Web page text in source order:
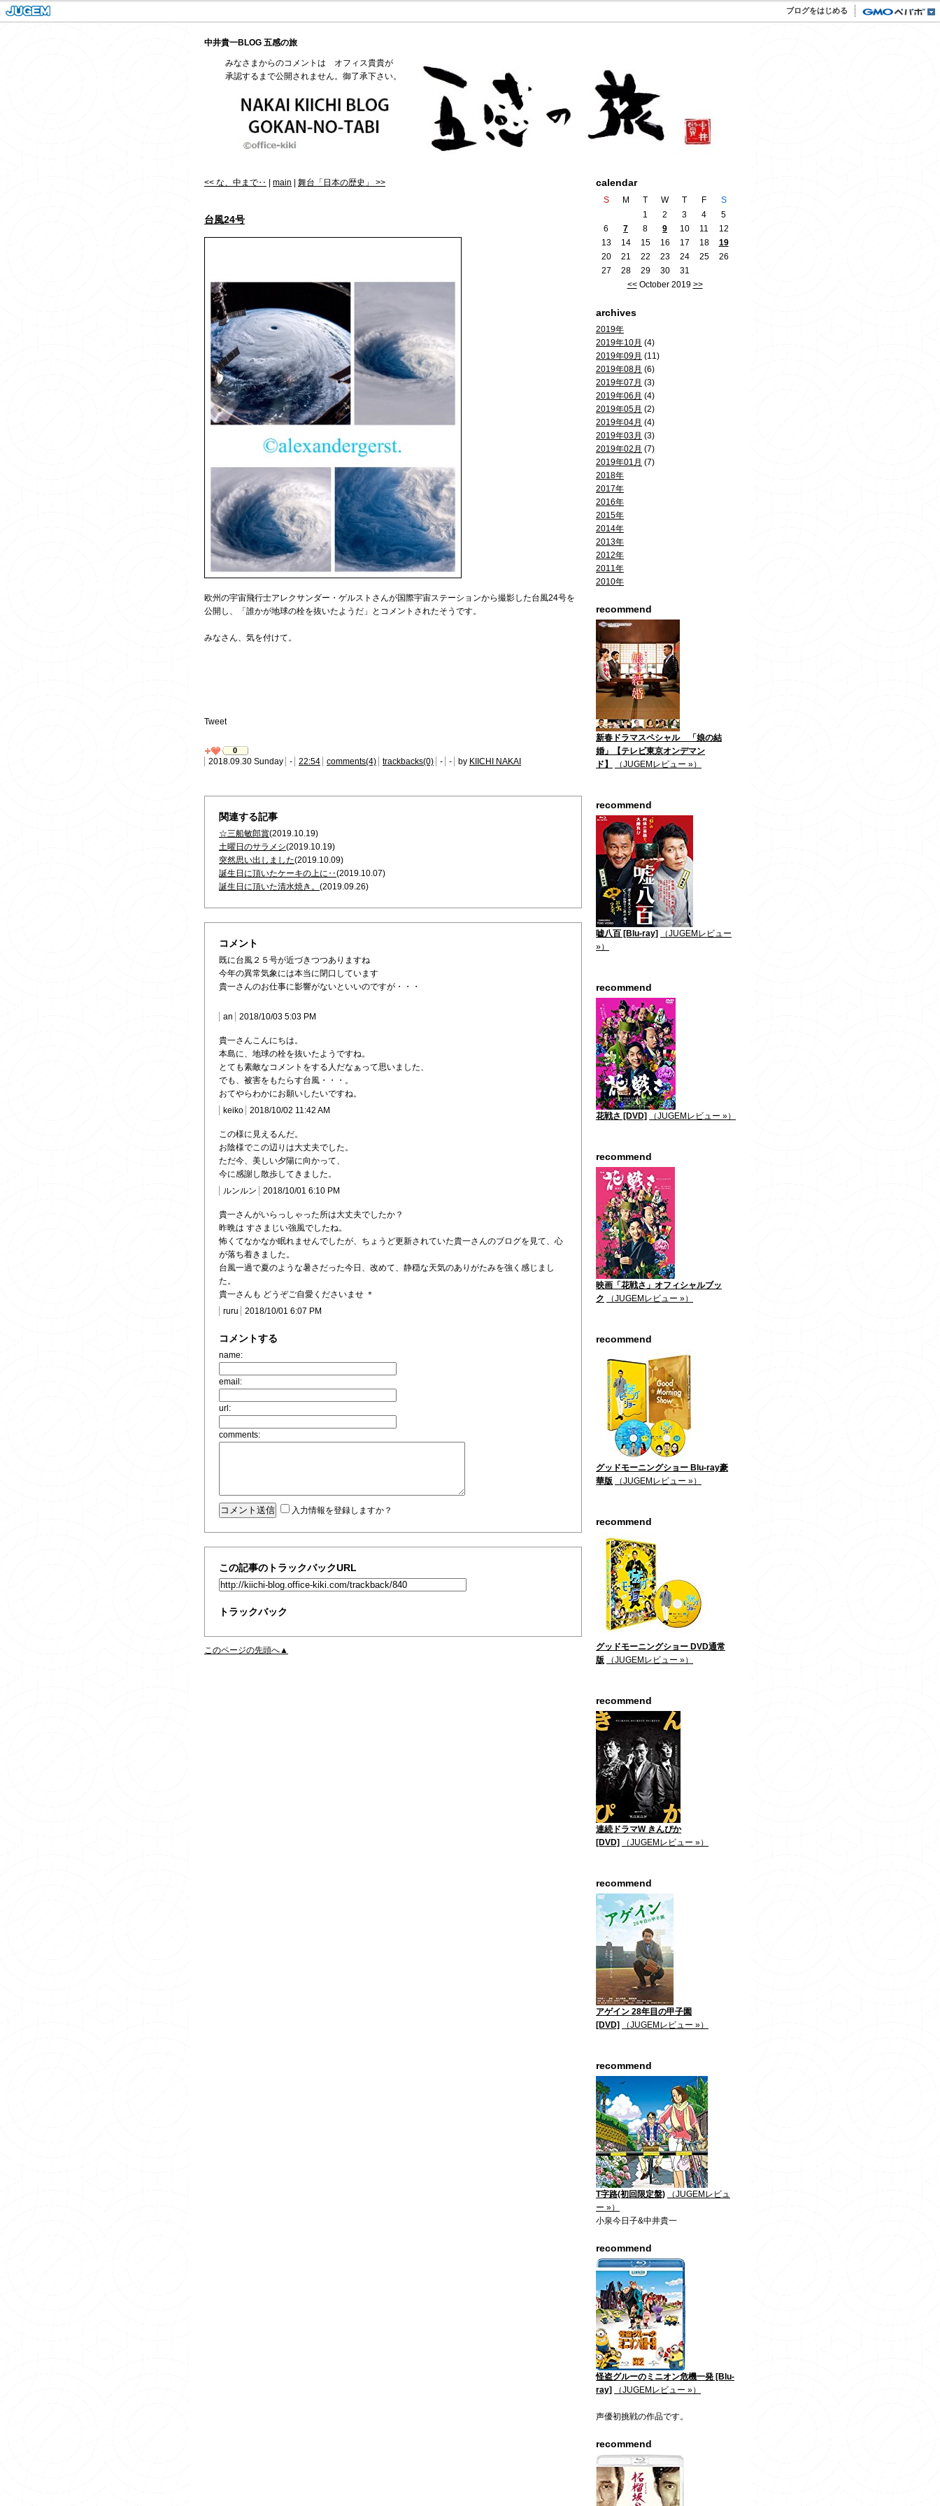
ブログをはじめる
中井貴一BLOG 五感の旅
みなさまからのコメントは オフィス貴貴が
承認するまで公開されません。御了承下さい。
<< な、中まで‥ main 舞台「日本の歴史」 >>
台風24号
欧州の宇宙飛行士アレクサンダー・ゲルストさんが国際宇宙ステーションから撮影した台風24号を
公開し、「誰かが地球の栓を抜いたようだ」とコメントされたそうです。
みなさん、気を付けて。
Tweet
0
2018.09.30 Sunday - 22:54 comments(4) trackbacks(0) - - by KIICHI NAKAI
関連する記事
☆三船敏郎賞(2019.10.19)
土曜日のサラメシ(2019.10.19)
突然思い出しました(2019.10.09)
誕生日に頂いたケーキの上に‥(2019.10.07)
誕生日に頂いた清水焼き。 (2019.09.26)
コメント
既に台風２５号が近づきつつありますね
今年の異常気象には本当に閉口しています
貴一さんのお仕事に影響がないといいのですが・・・
an 2018/10/03 5:03 PM
貴一さんこんにちは。
本島に、地球の栓を抜いたようですね。
とても素敵なコメントをする人だなぁって思いました、
でも、被害をもたらす台風・・・。
おてやらわかにお願いしたいですね。
keiko
2018/10/02 11:42 AM
この様に見えるんだ。
お陰様でこの辺りは大丈夫でした。
ただ今、美しい夕陽に向かって、
今に感謝し散歩してきました。
ルンルン
2018/10/01 6:10 PM
貴一さんがいらっしゃった所は大丈夫でしたか？
昨晩は すさまじい強風でしたね。
怖くてなかなか眠れませんでしたが、ちょうど更新されていた貴一さんのブログを見て、心
が落ち着きました。
台風一過で夏のような暑さだった今日、改めて、静穏な天気のありがたみを強く感じまし
た。
貴一さんも どうぞご自愛くださいませ ＊
ruru
2018/10/01 6:07 PM
コメントする
name:
email:
url:
comments:
入力情報を登録しますか？
この記事のトラックバックURL
トラックバック
このページの先頭へ▲
calendar
S M T W T F
S
1
2 3 4
5
6
7 8 9 10 11
12
13
14 15 16 17 18
19
20
21 22 23 24 25
26
27
28 29 30
31
<<October 2019 >>
archives
2019年
2019年10月 (4)
2019年09月 (11)
2019年08月 (6)
2019年07月 (3)
2019年06月 (4)
2019年05月 (2)
2019年04月 (4)
2019年03月 (3)
2019年02月 (7)
2019年01月 (7)
2018年
2017年
2016年
2015年
2014年
2013年
2012年
2011年
2010年
recommend
新春ドラマスペシャル 「娘の結
婚」【テレビ東京オンデマン
ド】
（JUGEMレビュー »）
recommend
嘘八百 [Blu-ray]
（JUGEMレビュー
»）
recommend
花戦さ [DVD] （JUGEMレビュー »）
recommend
映画「花戦さ」オフィシャルブッ
ク
（JUGEMレビュー »）
recommend
グッドモーニングショー Blu-ray豪
華版
（JUGEMレビュー »）
recommend
グッドモーニングショー DVD通常
版
（JUGEMレビュー »）
recommend
連続ドラマW きんぴか
[DVD]
（JUGEMレビュー »）
recommend
アゲイン 28年目の甲子園
[DVD]
（JUGEMレビュー »）
recommend
T字路(初回限定盤)
（JUGEMレビュ
ー »）
小泉今日子&中井貴一
recommend
怪盗グルーのミニオン危機一発 [Blu-
ray]
（JUGEMレビュー »）
声優初挑戦の作品です。
recommend